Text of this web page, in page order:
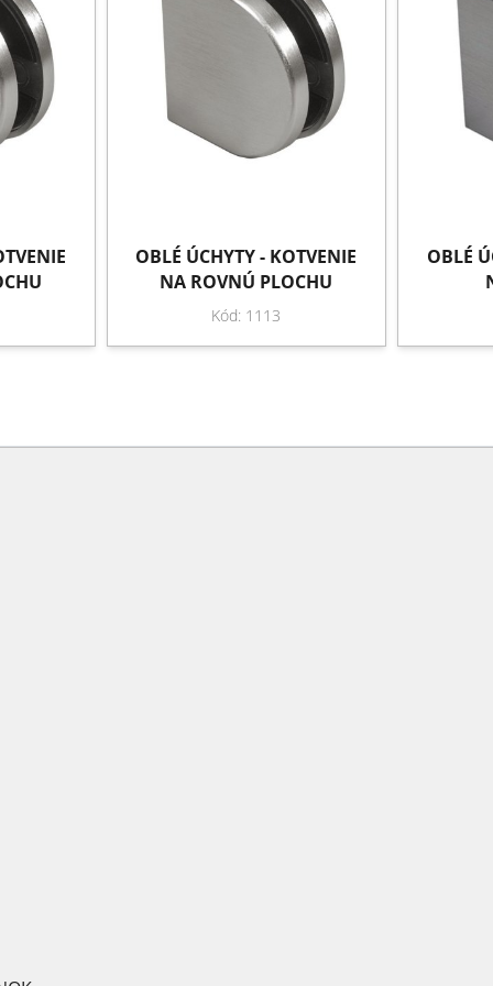
OBLÉ ÚCHYTY - KOTVENIE
NA ROVNÚ PLOCHU
Kód: 1113
OBLÉ